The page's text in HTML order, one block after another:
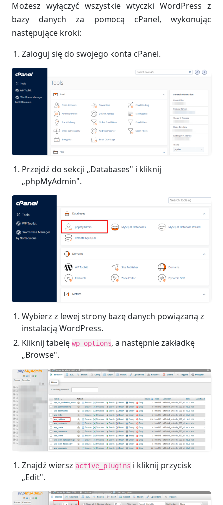
Możesz wyłączyć wszystkie wtyczki WordPress z
bazy danych za pomocą cPanel, wykonując
następujące kroki:
Zaloguj się do swojego konta cPanel.
Przejdź do sekcji „Databases" i kliknij
„phpMyAdmin".
Wybierz z lewej strony bazę danych powiązaną z
instalacją WordPress.
Kliknij tabelę wp_options, a następnie zakładkę
„Browse".
Znajdź wiersz active_plugins i kliknij przycisk
„Edit".